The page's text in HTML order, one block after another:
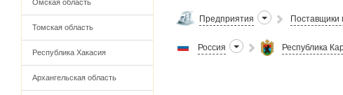
Омская область
Томская область
Республика Хакасия
Архангельская область
Предприятия Поставщики
Россия Республика